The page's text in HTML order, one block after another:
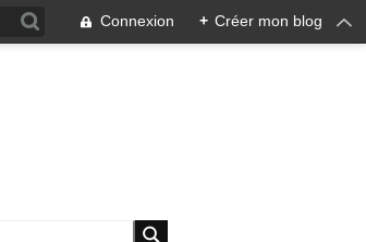
Connexion + Créer mon blog